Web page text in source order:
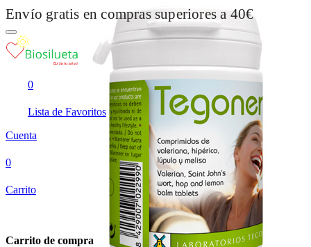
Envío gratis en compras superiores a 40€
0
Lista de Favoritos
Cuenta
0
Carrito
Carrito de compra